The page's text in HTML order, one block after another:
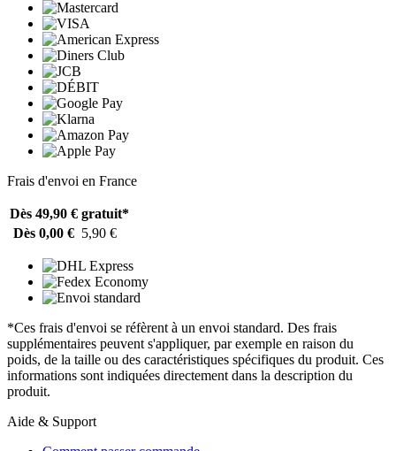
Frais d'envoi en France
Dès 49,90 € gratuit*
Dès 0,00 € 5,90 €
*Ces frais d'envoi se réfèrent à un envoi standard. Des frais
supplémentaires peuvent s'appliquer, par exemple en raison du
poids, de la taille ou des caractéristiques spécifiques du produit. Ces
informations sont indiquées directement dans la description du
produit.
Aide & Support